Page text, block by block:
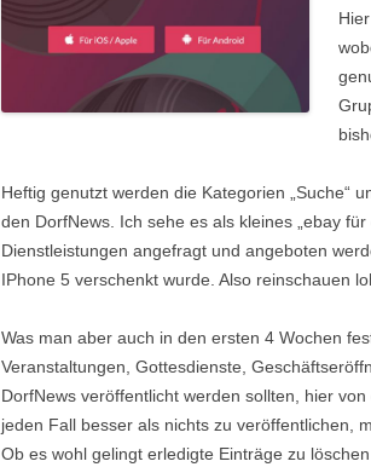
Heftig genutzt werden die Kategorien „Suche“
den DorfNews. Ich sehe es als kleines „ebay
Dienstleistungen angefragt und angeboten
IPhone 5 verschenkt wurde. Also reinschauen
Was man aber auch in den ersten 4 Wochen
Veranstaltungen, Gottesdienste,
DorfNews veröffentlicht werden sollten, hier
jeden Fall besser als nichts zu veröffentlichen,
Ob es wohl gelingt erledigte Einträge zu